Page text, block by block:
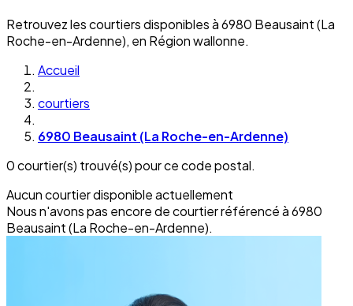
Retrouvez les courtiers disponibles à 6980 Beausaint (La
Roche-en-Ardenne), en Région wallonne.
Accueil
courtiers
6980 Beausaint (La Roche-en-Ardenne)
0 courtier(s) trouvé(s) pour ce code postal.
Aucun courtier disponible actuellement
Nous n'avons pas encore de courtier référencé à 6980
Beausaint (La Roche-en-Ardenne).